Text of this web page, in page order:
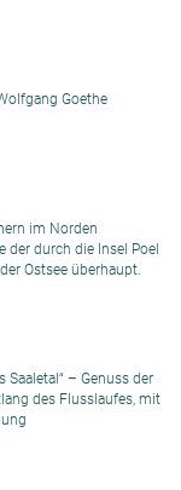
Goethe
im Norden
der durch die Insel Poel
Ostsee überhaupt.
Saaletal“ – Genuss der
des Flusslaufes, mit